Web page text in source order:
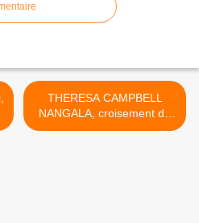
THERESA CAMPBELL
NANGALA, croisement de
pistes >